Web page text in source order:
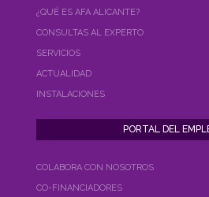
¿QUÉ ES AFA ALICANTE?
CONSULTAS AL EXPERTO
SERVICIOS
ACTUALIDAD
INSTALACIONES
COLABORA CON NOSOTROS
CO-FINANCIADORES